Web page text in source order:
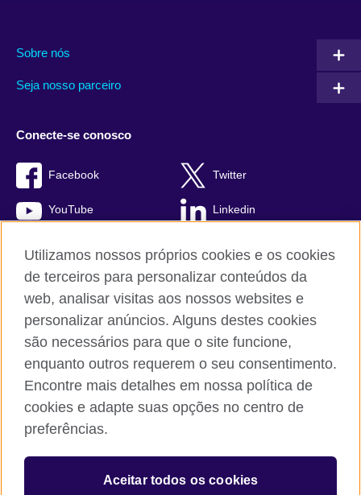
Sobre nós
Seja nosso parceiro
Conecte-se conosco
Facebook Twitter
YouTube Linkedin
British Council global
Comentários e reclamações
Política de privacidade e termos de uso
© 2026 British Council
The United Kingdom’s international organisation for cultural
Utilizamos nossos próprios cookies e os cookies
de terceiros para personalizar conteúdos da
web, analisar visitas aos nossos websites e
personalizar anúncios. Alguns destes cookies
são necessários para que o site funcione,
enquanto outros requerem o seu consentimento.
Encontre mais detalhes em nossa política de
cookies e adapte suas opções no centro de
preferências.
Aceitar todos os cookies